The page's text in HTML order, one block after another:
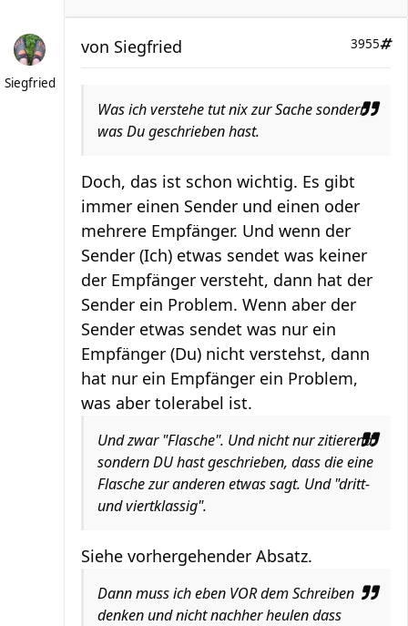
Siegfried
3955
von Siegfried
Was ich verstehe tut nix zur Sache sondern
was Du geschrieben hast.
Doch, das ist schon wichtig. Es gibt
immer einen Sender und einen oder
mehrere Empfänger. Und wenn der
Sender (Ich) etwas sendet was keiner
der Empfänger versteht, dann hat der
Sender ein Problem. Wenn aber der
Sender etwas sendet was nur ein
Empfänger (Du) nicht verstehst, dann
hat nur ein Empfänger ein Problem,
was aber tolerabel ist.
Und zwar "Flasche". Und nicht nur zitierend
sondern DU hast geschrieben, dass die eine
Flasche zur anderen etwas sagt. Und "dritt-
und viertklassig".
Siehe vorhergehender Absatz.
Dann muss ich eben VOR dem Schreiben
denken und nicht nachher heulen dass